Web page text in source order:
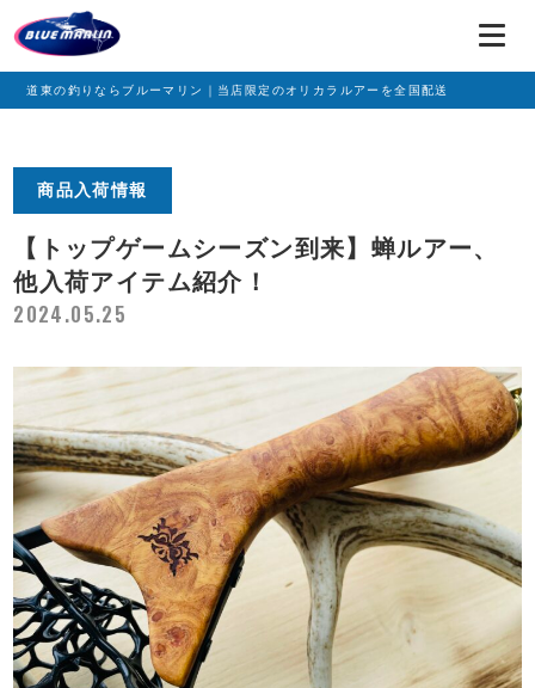
道東の釣りならブルーマリン｜当店限定のオリカラルアーを全国配送
商品入荷情報
【トップゲームシーズン到来】蝉ルアー、
他入荷アイテム紹介！
2024.05.25